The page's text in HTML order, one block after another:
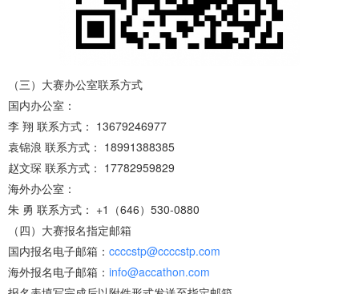
（三）大赛办公室联系方式
国内办公室：
李 翔 联系方式： 13679246977
袁锦浪 联系方式： 18991388385
赵文琛 联系方式： 17782959829
海外办公室：
朱 勇 联系方式： +1（646）530-0880
（四）大赛报名指定邮箱
国内报名电子邮箱： ccccstp@ccccstp.com
海外报名电子邮箱： info@accathon.com